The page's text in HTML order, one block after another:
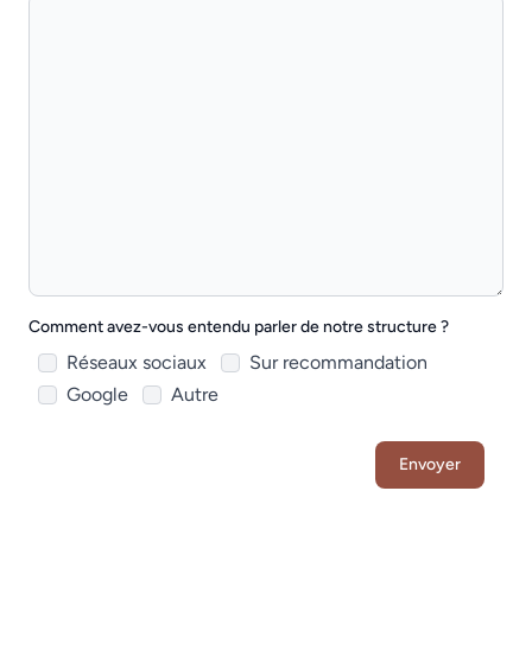
Comment avez-vous entendu parler de notre structure ?
Réseaux sociaux
Sur recommandation
Google
Autre
Envoyer